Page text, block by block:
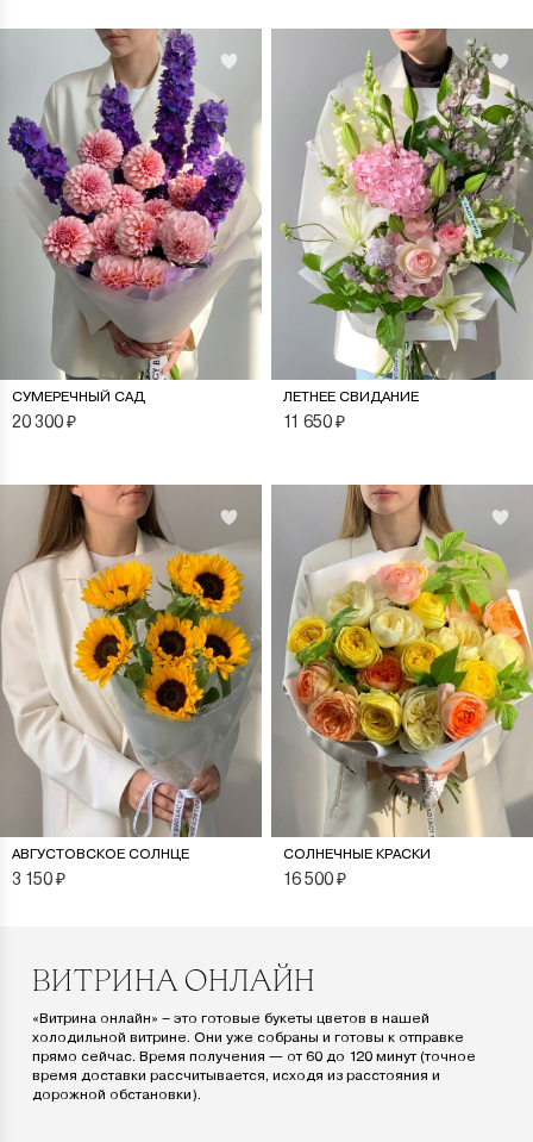
СУМЕРЕЧНЫЙ САД
20 300₽
ЛЕТНЕЕ СВИДАНИЕ
11 650₽
АВГУСТОВСКОЕ СОЛНЦЕ
3 150₽
СОЛНЕЧНЫЕ КРАСКИ
16 500₽
ВИТРИНА ОНЛАЙН
«Витрина онлайн» – это готовые букеты цветов в нашей
холодильной витрине. Они уже собраны и готовы к отправке
прямо сейчас. Время получения — от 60 до 120 минут (точное
время доставки рассчитывается, исходя из расстояния и
дорожной обстановки).